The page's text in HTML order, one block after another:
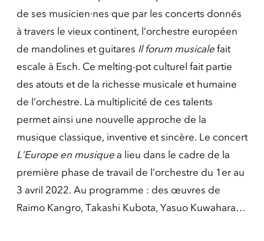
de ses musicien·nes que par les concerts donnés
à travers le vieux continent, l’orchestre européen
de mandolines et guitares Il forum musicale fait
escale à Esch. Ce melting-pot culturel fait partie
des atouts et de la richesse musicale et humaine
de l’orchestre. La multiplicité de ces talents
permet ainsi une nouvelle approche de la
musique classique, inventive et sincère. Le concert
L’Europe en musique a lieu dans le cadre de la
première phase de travail de l’orchestre du 1er au
3 avril 2022. Au programme : des œuvres de
Raimo Kangro, Takashi Kubota, Yasuo Kuwahara…